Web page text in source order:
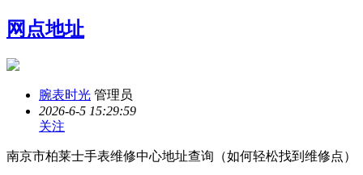
网点地址
腕表时光 管理员
2026-6-5 15:29:59
关注
南京市柏莱士手表维修中心地址查询（如何轻松找到维修点）